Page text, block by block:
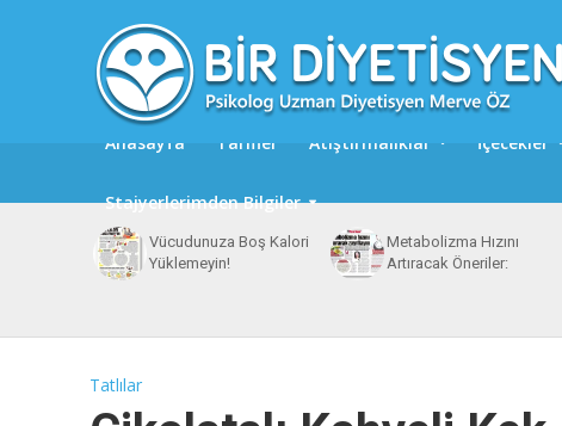
Anasayfa Tarifler Atıştırmalıklar İçecekler
Stajyerlerimden Bilgiler
Vücudunuza Boş Kalori
Yüklemeyin!
Metabolizma Hızını
Artıracak Öneriler:
Tatlılar